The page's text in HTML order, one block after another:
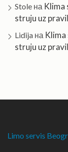
Stole на Klima
struju uz
Lidija на
struju uz
Limo servis